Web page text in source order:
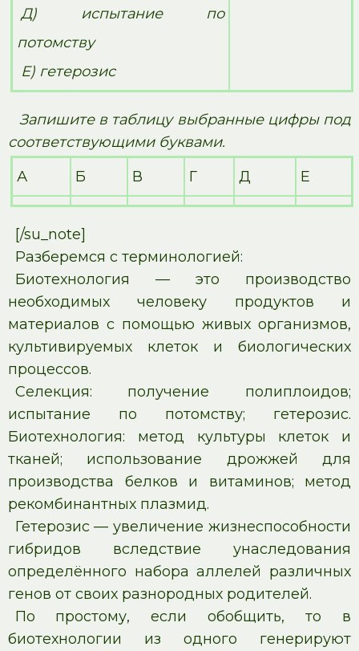
Д) испытание по
потомству
Е) гетерозис
Запишите в таблицу выбранные цифры под
соответствующими буквами.
А
Б В Г Д Е
[/su_note]
Разберемся с терминологией:
Биотехнология — это производство
необходимых человеку продуктов и
материалов с помощью живых организмов,
культивируемых клеток и биологических
процессов.
Селекция: получение полиплоидов;
испытание по потомству; гетерозис.
Биотехнология: метод культуры клеток и
тканей; использование дрожжей для
производства белков и витаминов; метод
рекомбинантных плазмид.
Гетерозис — увеличение жизнеспособности
гибридов вследствие унаследования
определённого набора аллелей различных
генов от своих разнородных родителей.
По простому, если обобщить, то в
биотехнологии из одного генерируют